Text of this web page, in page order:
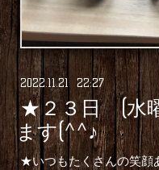
2022.11.21 22:27
★２３日 (水
ます(^^♪
★いつもたくさんの笑顔